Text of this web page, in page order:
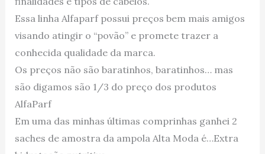
Essa linha Alfaparf possui preços bem mais amigos
visando atingir o “povão” e promete trazer a
conhecida qualidade da marca.
Os preços não são baratinhos, baratinhos… mas
são digamos são 1/3 do preço dos produtos
AlfaParf
Em uma das minhas últimas comprinhas ganhei 2
saches de amostra da ampola Alta Moda é…Extra